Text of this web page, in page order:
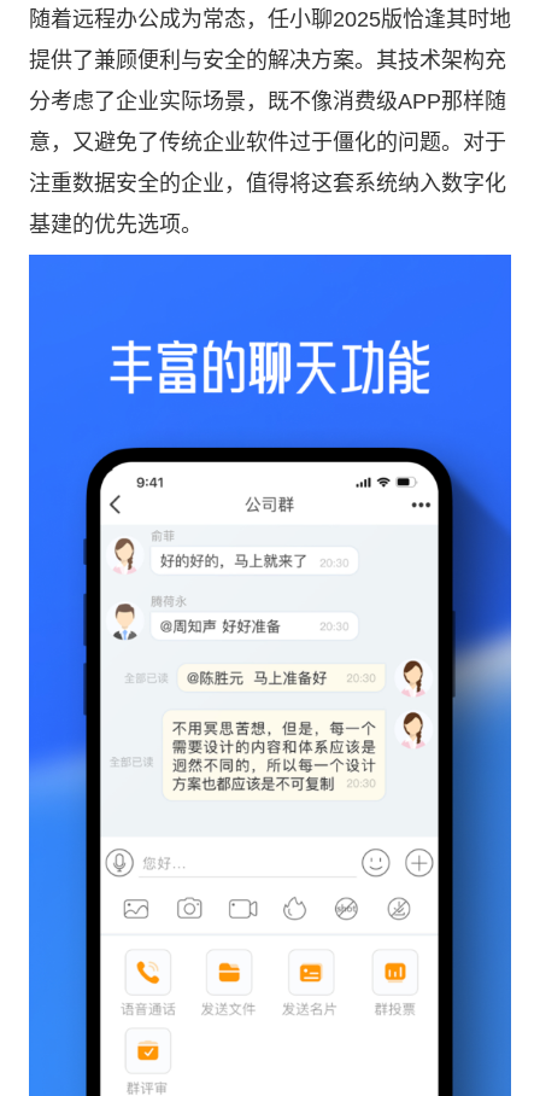
随着远程办公成为常态，任小聊2025版恰逢其时地
提供了兼顾便利与安全的解决方案。其技术架构充
分考虑了企业实际场景，既不像消费级APP那样随
意，又避免了传统企业软件过于僵化的问题。对于
注重数据安全的企业，值得将这套系统纳入数字化
基建的优先选项。